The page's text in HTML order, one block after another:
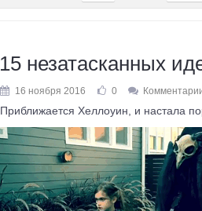
15 незатасканных
16 ноября 2016 0
Приближается Хеллоуин, и настала